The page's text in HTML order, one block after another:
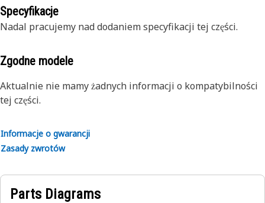
najnowsze osiągnięcia techniki i według takich standardów
regenerujemy podzespoły Reman
Specyfikacje
Nadal pracujemy nad dodaniem specyfikacji tej części.
Zgodne modele
Aktualnie nie mamy żadnych informacji o kompatybilności
tej części.
Informacje o gwarancji
Zasady zwrotów
Parts Diagrams